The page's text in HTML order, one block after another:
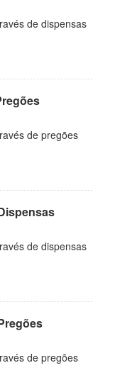
de dispensas
de pregões
de dispensas
de pregões